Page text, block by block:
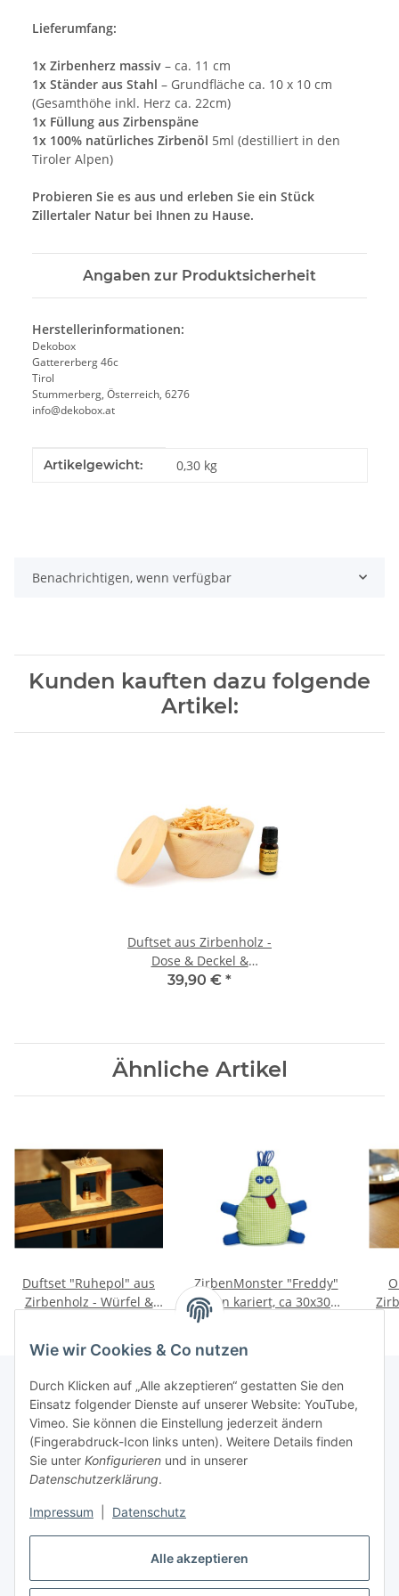
Alle akzeptieren
Wie wir Cookies & Co nutzen
Durch Klicken auf „Alle akzeptieren“ gestatten Sie den
Einsatz folgender Dienste auf unserer Website: YouTube,
Vimeo. Sie können die Einstellung jederzeit ändern
(Fingerabdruck-Icon links unten). Weitere Details finden
Sie unter Konfigurieren und in unserer
Datenschutzerklärung.
Impressum Datenschutz
Lieferumfang:
1x Zirbenherz massiv – ca. 11 cm
1x Ständer aus Stahl – Grundfläche ca. 10 x 10 cm
(Gesamthöhe inkl. Herz ca. 22cm)
1x Füllung aus Zirbenspäne
1x 100% natürliches Zirbenöl 5ml (destilliert in den
Tiroler Alpen)
Probieren Sie es aus und erleben Sie ein Stück
Zillertaler Natur bei Ihnen zu Hause.
Angaben zur Produktsicherheit
Herstellerinformationen:
Dekobox
Gattererberg 46c
Tirol
Stummerberg, Österreich, 6276
info@dekobox.at
Produkteigenschaft
Wert
Artikelgewicht: 0,30 kg
Benachrichtigen, wenn verfügbar
Kunden kauften dazu folgende
Artikel:
Duftset aus Zirbenholz -
Dose & Deckel &
Zirbenspäne & Zirbenöl -
39,90 € *
Ähnliche Artikel
Duftset "Ruhepol" aus
Zirbenholz - Würfel &
ZirbenMonster "Freddy"
grün kariert, ca 30x30
cm - gefüllt mit Tiroler
Informationen